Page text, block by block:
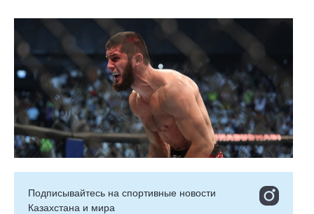
Подписывайтесь на cпортивные новости
Казахстана и мира